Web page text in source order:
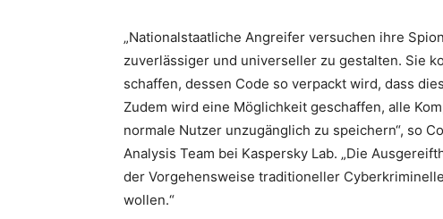
„Nationalstaatliche Angreifer versuchen ihre
zuverlässiger und universeller zu gestalten. Sie
schaffen, dessen Code so verpackt wird, dass
Zudem wird eine Möglichkeit geschaffen, alle
normale Nutzer unzugänglich zu speichern“, so
Analysis Team bei Kaspersky Lab. „Die
der Vorgehensweise traditioneller
wollen.“